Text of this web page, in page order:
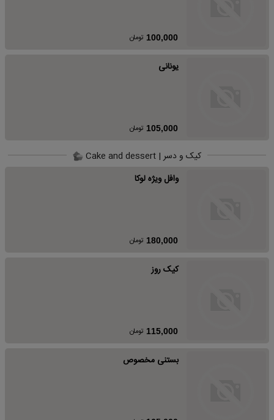
100,000 تومان
یونانی
105,000 تومان
کیک و دسر | Cake and dessert
وافل ویژه لوکا
180,000 تومان
کیک روز
115,000 تومان
بستنی مخصوص